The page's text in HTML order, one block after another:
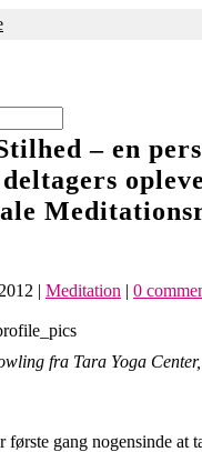
– en
| Meditation | 0
fra Tara Yoga
første gang nogensinde at